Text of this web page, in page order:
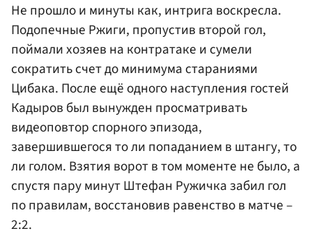
Не прошло и минуты как, интрига воскресла.
Подопечные Ржиги, пропустив второй гол,
поймали хозяев на контратаке и сумели
сократить счет до минимума стараниями
Цибака. После ещё одного наступления гостей
Кадыров был вынужден просматривать
видеоповтор спорного эпизода,
завершившегося то ли попаданием в штангу, то
ли голом. Взятия ворот в том моменте не было, а
спустя пару минутШтефан Ружичка забил гол
по правилам, восстановив равенство в матче –
2:2.